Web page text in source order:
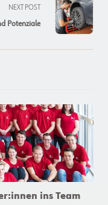
NEXT POST
Potenziale
ins Team